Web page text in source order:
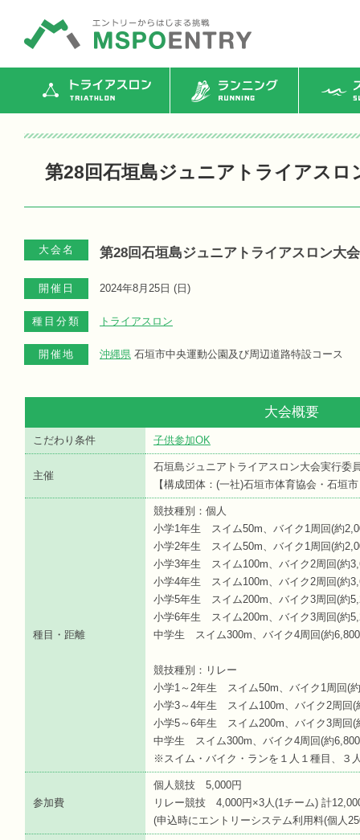
トライアスロン ランニング ス
第28回石垣島ジュニアトライアスロ
大会名 第28回石垣島ジュニアトライアスロン大会
開催日 2024年8月25日 ( 日 )
種目分類 トライアスロン
開催地 沖縄県 石垣市中央運動公園及び周辺道路特設コース
大会概要
こだわり条件 子供参加OK
主催
石垣島ジュニアトライアスロン大会実行委
【構成団体：(一社)石垣市体育協会・石垣
種目・距離
競技種別：個人
小学1年生 スイム50m、バイク1周回(約
小学2年生 スイム50m、バイク1周回(約
小学3年生 スイム100m、バイク2周回(約
小学4年生 スイム100m、バイク2周回(約
小学5年生 スイム200m、バイク3周回(約
小学6年生 スイム200m、バイク3周回(約
中学生 スイム300m、バイク4周回(約
競技種別：リレー
小学1～2年生 スイム50m、バイク1周回(
小学3～4年生 スイム100m、バイク2周回(
小学5～6年生 スイム200m、バイク3周回(
中学生 スイム300m、バイク4周回(約
※スイム・バイク・ランを１人１種目、３
参加費
個人競技 5,000円
リレー競技 4,000円×3人(1チーム) 計
(申込時にエントリーシステム利用料(個人